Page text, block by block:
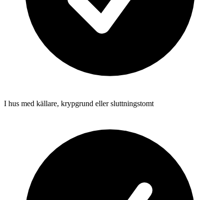
I hus med källare, krypgrund eller sluttningstomt